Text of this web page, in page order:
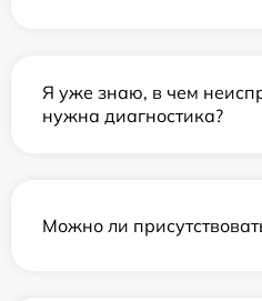
Я уже знаю, в чем
нужна диагностика?
Можно ли